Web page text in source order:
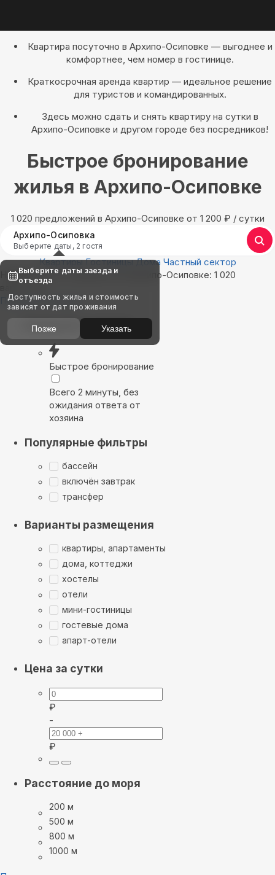
Квартира посуточно в Архипо-Осиповке — выгоднее и
комфортнее, чем номер в гостинице.
Краткосрочная аренда квартир — идеальное решение
для туристов и командированных.
Здесь можно сдать и снять квартиру на сутки в
Архипо-Осиповке и другом городе без посредников!
Быстрое бронирование
жилья в Архипо-Осиповке
1 020 предложений в Архипо-Осиповке oт 1 200 ₽ / сутки
Архипо-Осиповка
Выберите даты, 2 гостя
Квартиры Гостиницы Дома Частный сектор
Найдём, где остановиться в Архипо-Осиповке: 1 020
вариантов
Показать на карте
Выбирайте лучшее
Быстрое бронирование
Всего 2 минуты, без
ожидания ответа от
хозяина
Популярные фильтры
бассейн
включён завтрак
трансфер
Варианты размещения
квартиры, апартаменты
дома, коттеджи
хостелы
отели
мини-гостиницы
гостевые дома
апарт-отели
Цена за сутки
₽
-
₽
Расстояние до моря
200 м
500 м
800 м
1000 м
Выберите даты заезда и
отъезда
Доступность жилья и стоимость
зависят от дат проживания
Позже Указать